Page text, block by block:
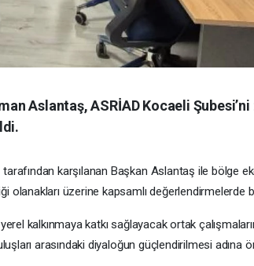
Aslantaş, ASRİAD Kocaeli
karşılanan Başkan Aslantaş ile bölge
olanakları üzerine kapsamlı değerlendirmelerde
kalkınmaya katkı sağlayacak ortak
arasındaki diyaloğun güçlendirilmesi adına